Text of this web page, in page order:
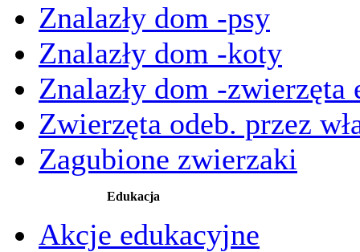
Znalazły dom -psy
Znalazły dom -koty
Znalazły dom -zwierzęta
Zwierzęta odeb. przez
Zagubione zwierzaki
Edukacja
Akcje edukacyjne